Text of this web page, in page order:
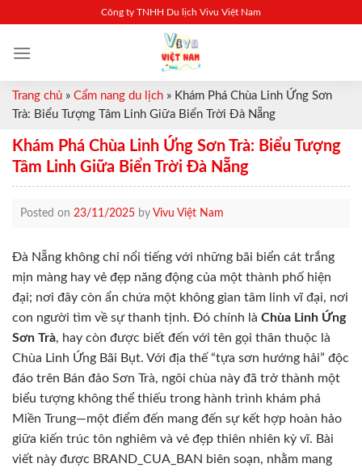
content
Công ty TNHH Du lịch Vivu Việt Nam
Trang chủ » Cẩm nang du lịch » Khám Phá Chùa Linh Ứng Sơn
Trà: Biểu Tượng Tâm Linh Giữa Biển Trời Đà Nẵng
Khám Phá Chùa Linh Ứng Sơn Trà: Biểu Tượng
Tâm Linh Giữa Biển Trời Đà Nẵng
Posted on 23/11/2025 by Vivu Việt Nam
Đà Nẵng không chỉ nổi tiếng với những bãi biển cát trắng
mịn màng hay vẻ đẹp năng động của một thành phố hiện
đại; nơi đây còn ẩn chứa một không gian tâm linh vĩ đại, nơi
con người tìm về sự thanh tịnh. Đó chính là Chùa Linh Ứng
Sơn Trà, hay còn được biết đến với tên gọi thân thuộc là
Chùa Linh Ứng Bãi Bụt. Với địa thế “tựa sơn hướng hải” độc
đáo trên Bán đảo Sơn Trà, ngôi chùa này đã trở thành một
biểu tượng không thể thiếu trong hành trình khám phá
Miền Trung—một điểm đến mang đến sự kết hợp hoàn hảo
giữa kiến trúc tôn nghiêm và vẻ đẹp thiên nhiên kỳ vĩ. Bài
viết này được BRAND_CUA_BAN biên soạn, nhằm mang